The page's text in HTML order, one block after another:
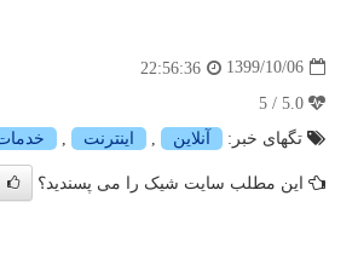
1399/10/06
22:56:36
تگهای خبر:
آنلاین , اینترنت ,
این مطلب سایت شیک را می پسندید؟